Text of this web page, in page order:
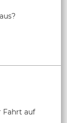
Fahrt auf